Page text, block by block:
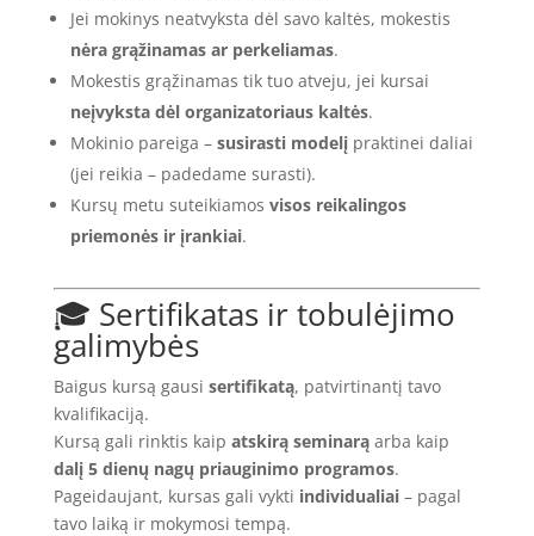
Jei mokinys neatvyksta dėl savo kaltės, mokestis
nėra grąžinamas ar perkeliamas.
Mokestis grąžinamas tik tuo atveju, jei kursai
neįvyksta dėl organizatoriaus kaltės.
Mokinio pareiga – susirasti modelįpraktinei daliai
(jei reikia – padedame surasti).
Kursų metu suteikiamos visos reikalingos
priemonės ir įrankiai.
🎓 Sertifikatas ir tobulėjimo
galimybės
Baigus kursą gausi sertifikatą, patvirtinantį tavo
kvalifikaciją.
Kursą gali rinktis kaip atskirą seminarąarba kaip
dalį 5 dienų nagų priauginimo programos.
Pageidaujant, kursas gali vykti individualiai– pagal
tavo laiką ir mokymosi tempą.